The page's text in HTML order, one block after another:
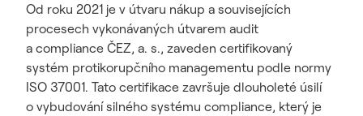
Od roku 2021 je v útvaru nákup a souvisejících
procesech vykonávaných útvarem audit
a compliance ČEZ, a. s., zaveden certifikovaný
systém protikorupčního managementu podle normy
ISO 37001. Tato certifikace završuje dlouholeté úsilí
o vybudování silného systému compliance, který je